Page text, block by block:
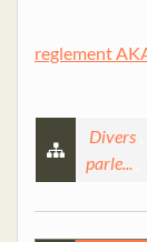
reglement
Divers
parle...